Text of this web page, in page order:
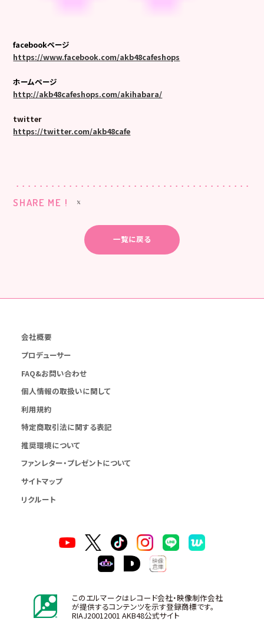
facebookページ
https://www.facebook.com/akb48cafeshops
ホームページ
http://akb48cafeshops.com/akihabara/
twitter
https://twitter.com/akb48cafe
SHARE ME !
一覧に戻る
会社概要
プロデューサー
FAQ&お問い合わせ
個人情報の取扱いに関して
利用規約
特定商取引法に関する表記
推奨環境について
ファンレター・プレゼントについて
サイトマップ
リクルート
このエルマークはレコード会社・映像制作会社
が提供するコンテンツを示す登録商標です。
RIAJ20012001 AKB48公式サイト